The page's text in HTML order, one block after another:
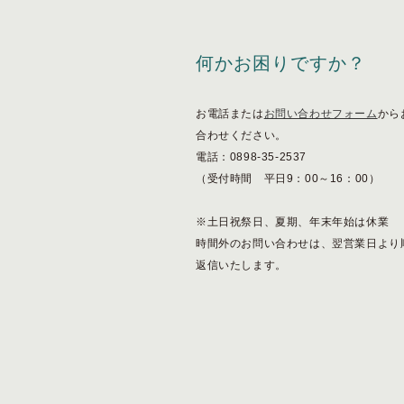
何かお困りですか？
お電話または お問い合わせフォームから
合わせください。
電話：0898-35-2537
（受付時間 平日9：00～16：00）
※土日祝祭日、夏期、年末年始は休業
時間外のお問い合わせは、翌営業日より
返信いたします。